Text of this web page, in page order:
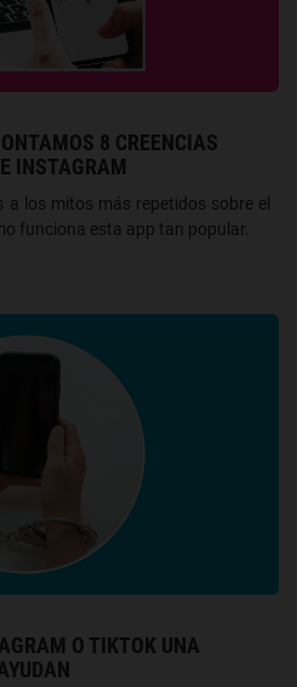
8 CREENCIAS
INSTAGRAM
a los mitos más repetidos sobre el
funciona esta app tan popular.
O TIKTOK UNA